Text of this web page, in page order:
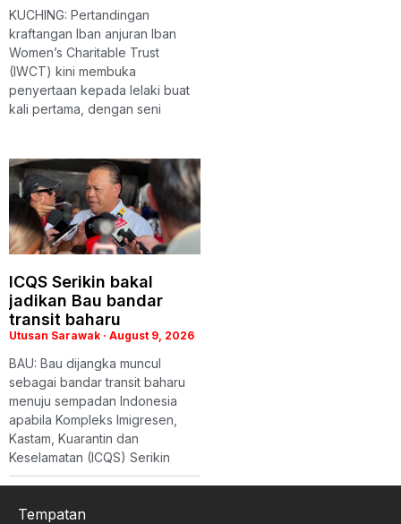
KUCHING: Pertandingan
kraftangan Iban anjuran Iban
Women’s Charitable Trust
(IWCT) kini membuka
penyertaan kepada lelaki buat
kali pertama, dengan seni
ICQS Serikin bakal
jadikan Bau bandar
transit baharu
Utusan Sarawak August 9, 2026
BAU: Bau dijangka muncul
sebagai bandar transit baharu
menuju sempadan Indonesia
apabila Kompleks Imigresen,
Kastam, Kuarantin dan
Keselamatan (ICQS) Serikin
Tempatan